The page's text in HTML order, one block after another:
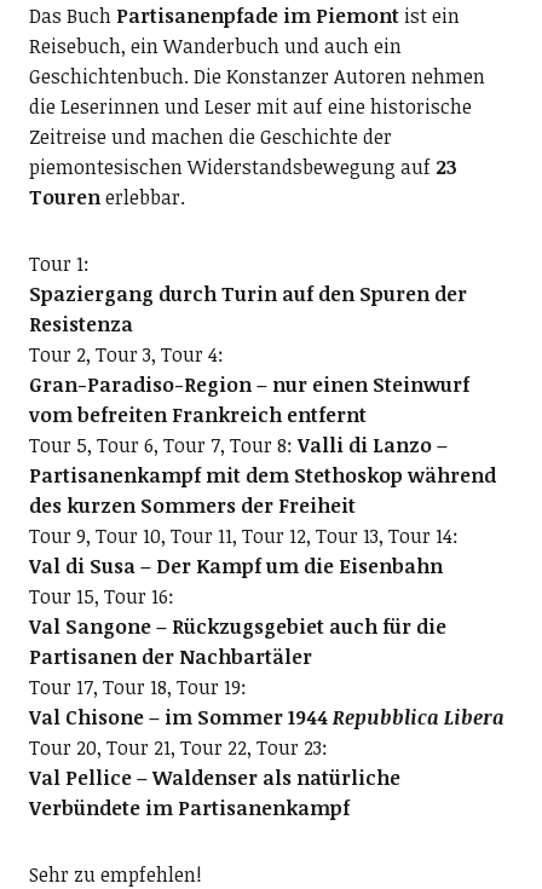
Das Buch Partisanenpfade im Piemontist ein
Reisebuch, ein Wanderbuch und auch ein
Geschichtenbuch. Die Konstanzer Autoren nehmen
die Leserinnen und Leser mit auf eine historische
Zeitreise und machen die Geschichte der
piemontesischen Widerstandsbewegung auf 23
Tourenerlebbar.
Tour 1:
Spaziergang durch Turin auf den Spuren der
Resistenza
Tour 2, Tour 3, Tour 4:
Gran-Paradiso-Region – nur einen Steinwurf
vom befreiten Frankreich entfernt
Tour 5, Tour 6, Tour 7, Tour 8:Valli di Lanzo –
Partisanenkampf mit dem Stethoskop während
des kurzen Sommers der Freiheit
Tour 9, Tour 10, Tour 11, Tour 12, Tour 13, Tour 14:
Val di Susa – Der Kampf um die Eisenbahn
Tour 15, Tour 16:
Val Sangone – Rückzugsgebiet auch für die
Partisanen der Nachbartäler
Tour 17, Tour 18, Tour 19:
Val Chisone – im Sommer 1944Repubblica Libera
Tour 20, Tour 21, Tour 22, Tour 23:
Val Pellice – Waldenser als natürliche
Verbündete im Partisanenkampf
Sehr zu empfehlen!